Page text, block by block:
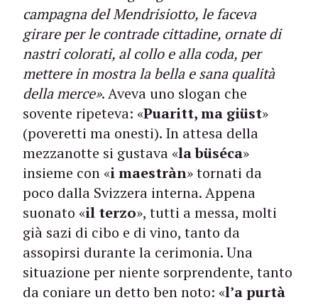
campagna del Mendrisiotto, le faceva
girare per le contrade cittadine, ornate di
nastri colorati, al collo e alla coda, per
mettere in mostra la bella e sana qualità
della merce». Aveva uno slogan che
sovente ripeteva: «Puaritt, ma giüst»
(poveretti ma onesti). In attesa della
mezzanotte si gustava «la büséca»
insieme con «i maestràn» tornati da
poco dalla Svizzera interna. Appena
suonato «il terzo», tutti a messa, molti
già sazi di cibo e di vino, tanto da
assopirsi durante la cerimonia. Una
situazione per niente sorprendente, tanto
da coniare un detto ben noto: «l’a purtà